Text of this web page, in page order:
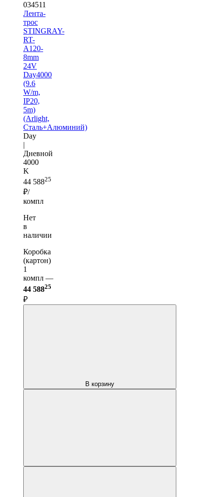
034511
Лента-
трос
STINGRAY-
RT-
A120-
8mm
24V
Day4000
(9.6
W/m,
IP20,
5m)
(Arlight,
Сталь+Алюминий)
Day
|
Дневной
4000
K
44 58825
₽/
компл
Нет
в
наличии
Коробка
(картон)
1
компл —
44 58825
₽
В корзину